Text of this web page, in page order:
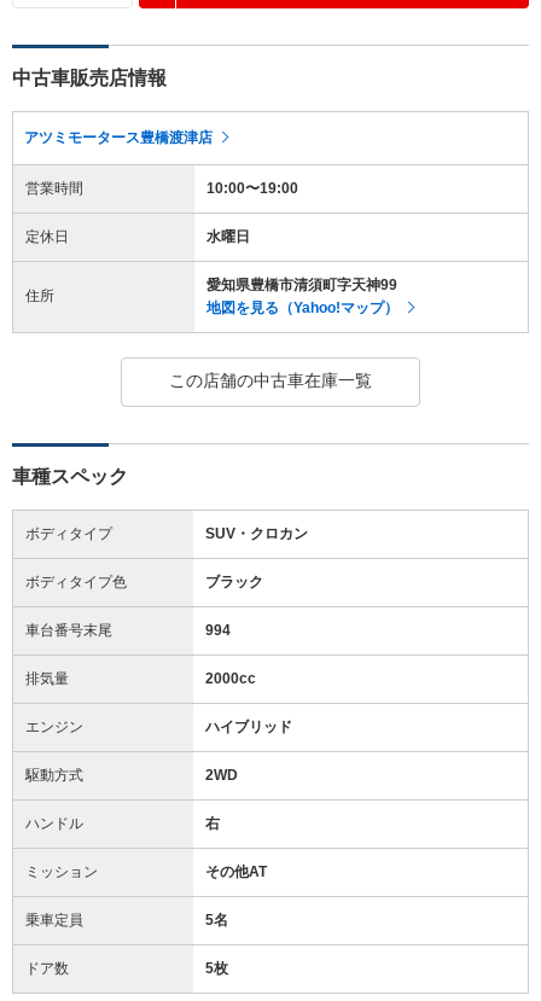
中古車販売店情報
アツミモータース豊橋渡津店
営業時間 10:00〜19:00
定休日 水曜日
住所
愛知県豊橋市清須町字天神99
地図を見る（Yahoo!マップ）
この店舗の中古車在庫一覧
車種スペック
ボディタイプ SUV・クロカン
ボディタイプ色 ブラック
車台番号末尾 994
排気量 2000cc
エンジン ハイブリッド
駆動方式 2WD
ハンドル 右
ミッション その他AT
乗車定員 5名
ドア数 5枚